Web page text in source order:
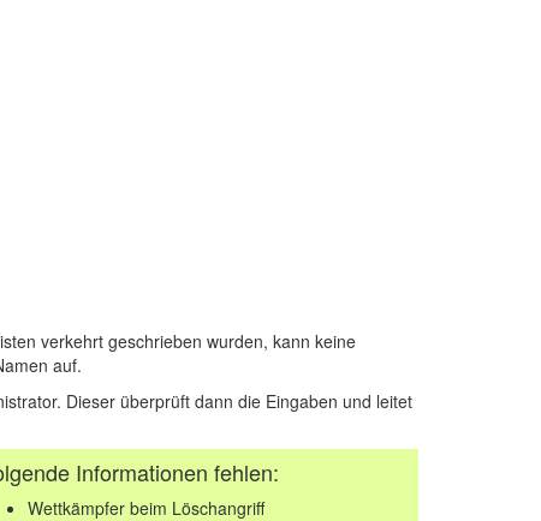
verkehrt geschrieben wurden, kann keine
auf.
Dieser überprüft dann die Eingaben und leitet
Informationen fehlen:
Wettkämpfer beim Löschangriff